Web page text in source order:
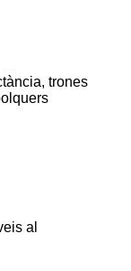
trones
al